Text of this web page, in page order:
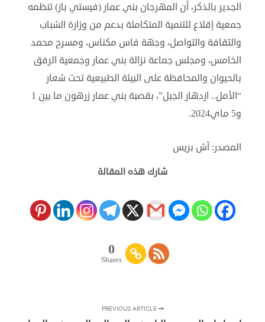
الجدير بالذكر، أن المهرجان بني عمار (فيستي باز) تنظمه
جمعية إقلاع للتنمية المتكاملة بدعم من وزارة الشباب
والثقافة والتواصل، وجهة فاس مكناس، ومسرح محمد
الخامس، ومجلس جماعة نزالة بني عمار وجمعية الرفق
بالحيوان والمحافظة على البيئة الطبيعية تحت شعار
“الأمل.. ازدهار الجبل”، بقصبة بني عمار زرهون ما بين 1
و5 ماي2024.
المصدر: آش بريس
شارك هذه المقالة
0
Shares